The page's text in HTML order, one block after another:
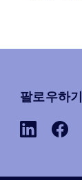
팔로우하기